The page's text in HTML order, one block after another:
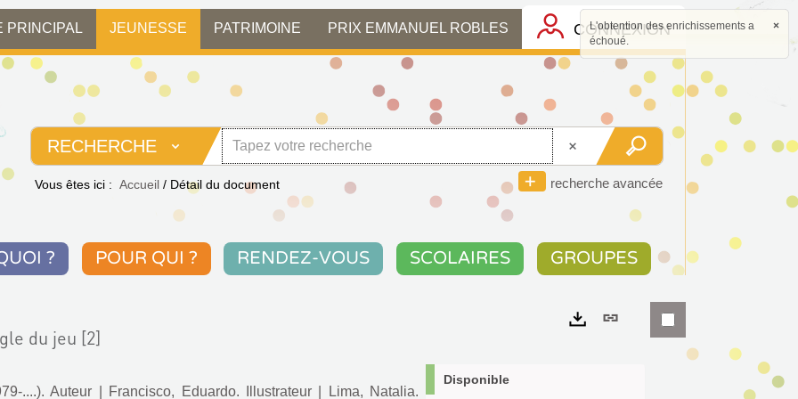
PRINCIPAL JEUNESSE PATRIMOINE PRIX EMMANUEL ROBLES CONNEXION
RECHERCHE
recherche avancée
Vous êtes ici : Accueil / Détail du document
? POUR QUI ? RENDEZ-VOUS SCOLAIRES GROUPES
du jeu [2]
....). Auteur
Francisco, Eduardo. Illustrateur
Lima, Natalia.
Lien
permanent
Disponible
×
L'obtention des enrichissements a
échoué.